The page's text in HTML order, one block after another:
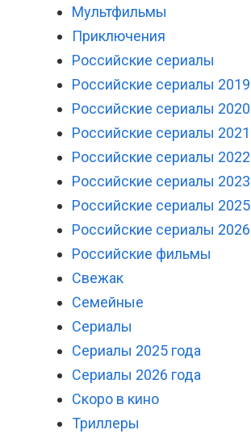
Мультфильмы
Приключения
Российские сериалы
Российские сериалы 2019
Российские сериалы 2020
Российские сериалы 2021
Российские сериалы 2022
Российские сериалы 2023
Российские сериалы 2025
Российские сериалы 2026
Российские фильмы
Свежак
Семейные
Сериалы
Сериалы 2025 года
Сериалы 2026 года
Скоро в кино
Триллеры